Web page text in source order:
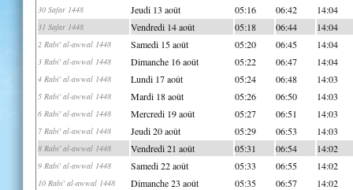
30 Safar 1448 Jeudi 13 août 05:16 06:42 14:04
31 Safar 1448 Vendredi 14 août 05:18 06:44 14:04
2 Rabi' al-awwal 1448 Samedi 15 août 05:20 06:45 14:04
3 Rabi' al-awwal 1448 Dimanche 16 août 05:22 06:47 14:04
4 Rabi' al-awwal 1448 Lundi 17 août 05:24 06:48 14:03
5 Rabi' al-awwal 1448 Mardi 18 août 05:26 06:50 14:03
6 Rabi' al-awwal 1448 Mercredi 19 août 05:27 06:51 14:03
7 Rabi' al-awwal 1448 Jeudi 20 août 05:29 06:53 14:03
8 Rabi' al-awwal 1448 Vendredi 21 août 05:31 06:54 14:02
9 Rabi' al-awwal 1448 Samedi 22 août 05:33 06:55 14:02
10 Rabi' al-awwal 1448 Dimanche 23 août 05:35 06:57 14:02